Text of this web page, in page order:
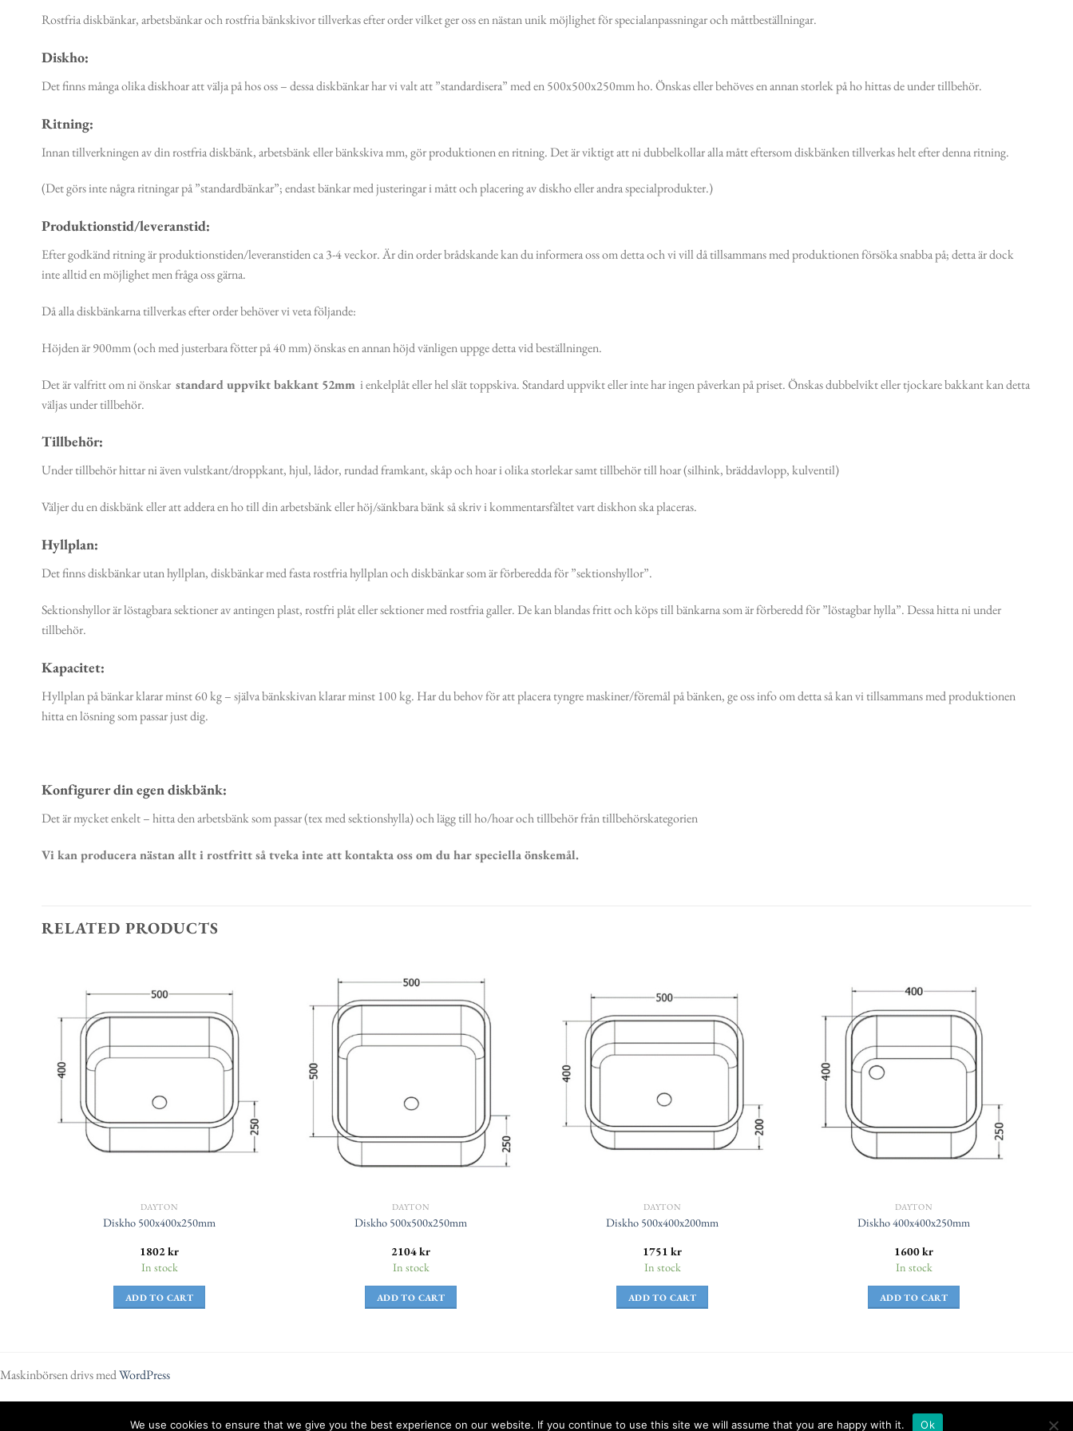
Rostfria diskbänkar, arbetsbänkar och rostfria bänkskivor tillverkas efter order vilket ger oss en nästan unik möjlighet för specialanpassningar och måttbeställningar.
Diskho:
Det finns många olika diskhoar att välja på hos oss – dessa diskbänkar har vi valt att ”standardisera” med en 500x500x250mm ho. Önskas eller behöves en annan storlek på ho hittas de under tillbehör.
Ritning:
Innan tillverkningen av din rostfria diskbänk, arbetsbänk eller bänkskiva mm, gör produktionen en ritning. Det är viktigt att ni dubbelkollar alla mått eftersom diskbänken tillverkas helt efter denna ritning.
(Det görs inte några ritningar på ”standardbänkar”; endast bänkar med justeringar i mått och placering av diskho eller andra specialprodukter.)
Produktionstid/leveranstid:
Efter godkänd ritning är produktionstiden/leveranstiden ca 3-4 veckor. Är din order brådskande kan du informera oss om detta och vi vill då tillsammans med produktionen försöka snabba på; detta är dock
inte alltid en möjlighet men fråga oss gärna.
Då alla diskbänkarna tillverkas efter order behöver vi veta följande:
Höjden är 900mm (och med justerbara fötter på 40 mm) önskas en annan höjd vänligen uppge detta vid beställningen.
Det är valfritt om ni önskar standard uppvikt bakkant 52mm i enkelplåt eller hel slät toppskiva. Standard uppvikt eller inte har ingen påverkan på priset. Önskas dubbelvikt eller tjockare bakkant kan detta
väljas under tillbehör.
Tillbehör:
Under tillbehör hittar ni även vulstkant/droppkant, hjul, lådor, rundad framkant, skåp och hoar i olika storlekar samt tillbehör till hoar (silhink, bräddavlopp, kulventil)
Väljer du en diskbänk eller att addera en ho till din arbetsbänk eller höj/sänkbara bänk så skriv i kommentarsfältet vart diskhon ska placeras.
Hyllplan:
Det finns diskbänkar utan hyllplan, diskbänkar med fasta rostfria hyllplan och diskbänkar som är förberedda för ”sektionshyllor”.
Sektionshyllor är löstagbara sektioner av antingen plast, rostfri plåt eller sektioner med rostfria galler. De kan blandas fritt och köps till bänkarna som är förberedd för ”löstagbar hylla”. Dessa hitta ni under
tillbehör.
Kapacitet:
Hyllplan på bänkar klarar minst 60 kg – själva bänkskivan klarar minst 100 kg. Har du behov för att placera tyngre maskiner/föremål på bänken, ge oss info om detta så kan vi tillsammans med produktionen
hitta en lösning som passar just dig.
Konfigurer din egen diskbänk:
Det är mycket enkelt – hitta den arbetsbänk som passar (tex med sektionshylla) och lägg till ho/hoar och tillbehör från tillbehörskategorien
Vi kan producera nästan allt i rostfritt så tveka inte att kontakta oss om du har speciella önskemål.
RELATED PRODUCTS
DAYTON
Diskho 500x400x250mm
1802kr
In stock
ADD TO CART
DAYTON
Diskho 500x500x250mm
2104kr
In stock
ADD TO CART
DAYTON
Diskho 500x400x200mm
1751 kr
In stock
ADD TO CART
DAYTON
Diskho 400x400x250mm
1600kr
In stock
ADD TO CART
Maskinbörsen drivs medWordPress
We use cookies to ensure that we give you the best experience on our website. If you continue to use this site we will assume that you are happy with it. Ok